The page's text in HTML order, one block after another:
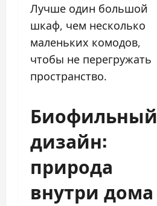
Лучше один большой
шкаф, чем несколько
маленьких комодов,
чтобы не перегружать
пространство.
Биофильный
дизайн:
природа
внутри дома